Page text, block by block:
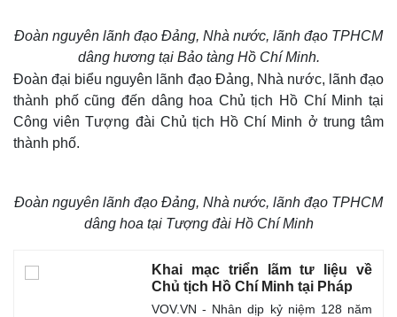
Đoàn nguyên lãnh đạo Đảng, Nhà nước, lãnh đạo TPHCM
dâng hương tại Bảo tàng Hồ Chí Minh.
Đoàn đại biểu nguyên lãnh đạo Đảng, Nhà nước, lãnh đạo
thành phố cũng đến dâng hoa Chủ tịch Hồ Chí Minh tại
Công viên Tượng đài Chủ tịch Hồ Chí Minh ở trung tâm
thành phố.
Đoàn nguyên lãnh đạo Đảng, Nhà nước, lãnh đạo TPHCM
dâng hoa tại Tượng đài Hồ Chí Minh
Khai mạc triển lãm tư liệu về
Chủ tịch Hồ Chí Minh tại Pháp
VOV.VN - Nhân dịp kỷ niệm 128 năm